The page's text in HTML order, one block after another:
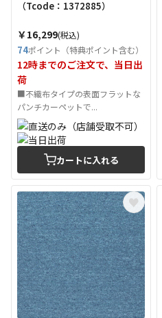
（Tcode：1372885）
￥16,299(税込)
74ポイント（特典ポイント含む）
12時までのご注文で、当日出
荷
■不織布タイプの表面フラットな
パンチカーペットで...
カートに入れる